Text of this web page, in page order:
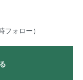
ォロー）